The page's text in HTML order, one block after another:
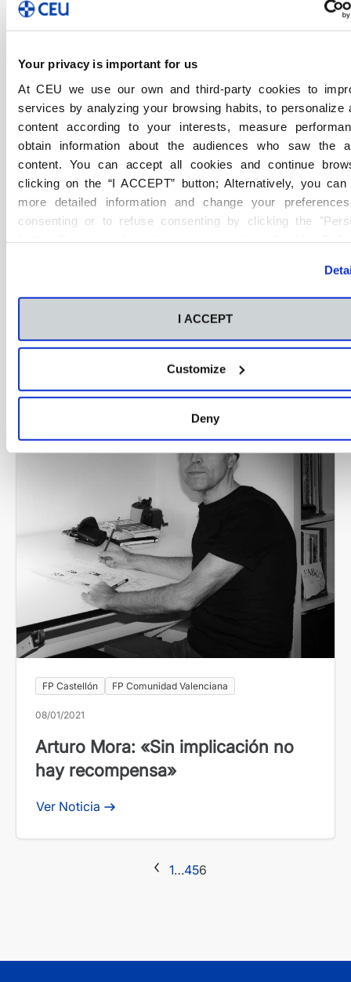
Your privacy is important for us
At CEU we use our own and third-party cookies to
services by analyzing your browsing habits, to personalize
content according to your interests, measure
obtain information about the audiences who saw the
content. You can accept all cookies and continue
clicking on the “I ACCEPT” button; Alternatively, you
more detailed information and change your
consenting or to refuse consenting by clicking the
I ACCEPT
Customize
Deny
FP Castellón FP Comunidad Valenciana
26/01/2021
FP Castellón FP Comunidad Valenciana
08/01/2021
Arturo Mora: «Sin implicación no
hay recompensa»
Ver Noticia
1…456